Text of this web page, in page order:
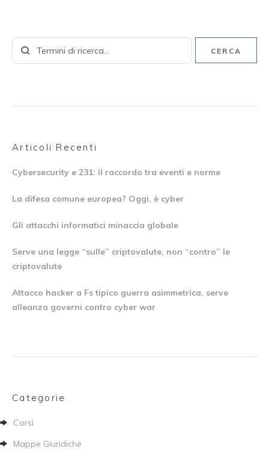
CERCA
Articoli Recenti
Cybersecurity e 231: il raccordo tra eventi e norme
La difesa comune europea? Oggi, è cyber
Gli attacchi informatici minaccia globale
Serve una legge “sulle” criptovalute, non “contro” le
criptovalute
Attacco hacker a Fs tipico guerra asimmetrica, serve
alleanza governi contro cyber war
Categorie
Corsi
Mappe Giuridiche